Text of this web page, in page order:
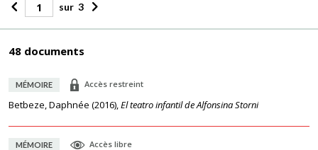
sur 3
48 documents
MÉMOIRE Accès restreint
Betbeze, Daphnée (2016),El teatro infantil de Alfonsina Storni
MÉMOIRE Accès libre